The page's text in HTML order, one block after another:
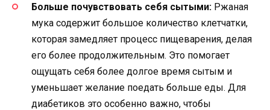
Больше почувствовать себя сытыми: Ржаная
мука содержит большое количество клетчатки,
которая замедляет процесс пищеварения, делая
его более продолжительным. Это помогает
ощущать себя более долгое время сытым и
уменьшает желание поедать больше еды. Для
диабетиков это особенно важно, чтобы